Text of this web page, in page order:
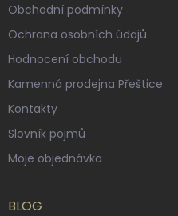
Obchodní podmínky
Ochrana osobních údajů
Hodnocení obchodu
Kamenná prodejna Přeštice
Kontakty
Slovník pojmů
Moje objednávka
BLOG